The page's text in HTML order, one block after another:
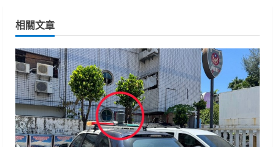
i
n
u
e
R
相關文章